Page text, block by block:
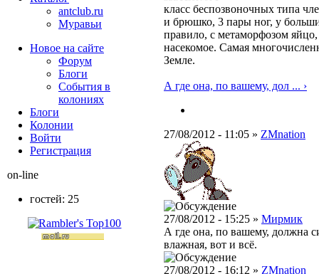
класс беспозвоночных типа
и брюшко, 3 пары ног, у
правило, с метаморфозом
насекомое. Самая
Земле.
А где она, по вашему, дол ... ›
27/08/2012 - 11:05 » ZMnation
27/08/2012 - 15:25 » Мирмик
А где она, по вашему, должна
влажная, вот и всё.
27/08/2012 - 16:12 » ZMnation
antclub.ru
Муравьи
Новое на сайте
Форум
Блоги
События в
колониях
Блоги
Колонии
Войти
Peгиcтpaция
on-line
гостей: 25